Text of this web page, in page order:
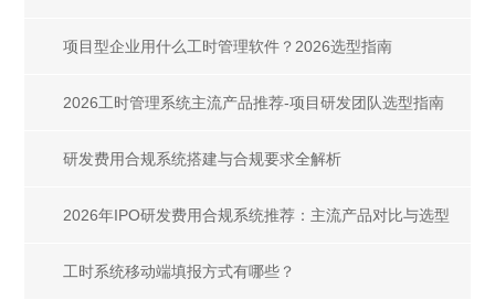
项目型企业用什么工时管理软件？2026选型指南
2026工时管理系统主流产品推荐-项目研发团队选型指南
研发费用合规系统搭建与合规要求全解析
2026年IPO研发费用合规系统推荐：主流产品对比与选型
指南
工时系统移动端填报方式有哪些？